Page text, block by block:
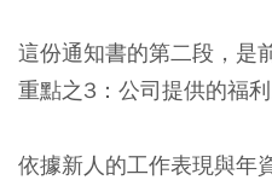
這份通知書的第二段，是
重點之3：公司提供的福利
依據新人的工作表現與年